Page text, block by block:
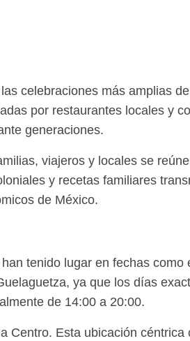
celebraciones más amplias
por restaurantes locales y
generaciones.
viajeros y locales se
y recetas familiares
de México.
tenido lugar en fechas como
ya que los días
de 14:00 a 20:00.
Centro. Esta ubicación